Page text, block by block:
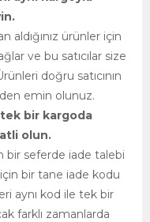
aldığınız ürünler için
ve bu satıcılar size
doğru satıcının
emin olunuz.
tek bir kargoda
olun.
bir seferde iade talebi
bir tane iade kodu
aynı kod ile tek bir
farklı zamanlarda